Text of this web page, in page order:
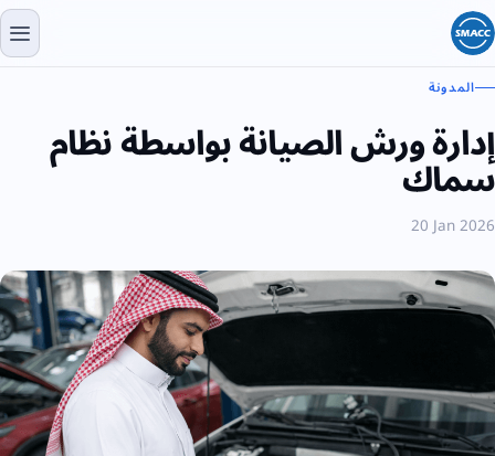
المدونة
إدارة ورش الصيانة بواسطة نظام
سماك
20 Jan 2026